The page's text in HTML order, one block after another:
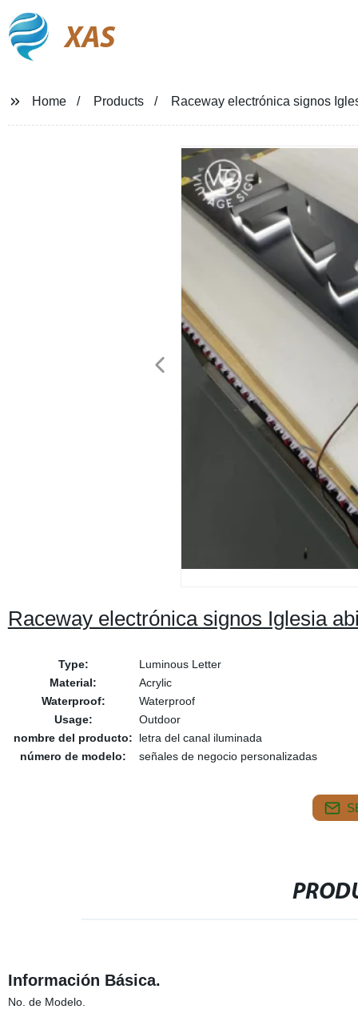
XAS
Home Products Raceway electrónica signos
Raceway electrónica signos Iglesia
Type:
Luminous Letter
Material:
Acrylic
Waterproof:
Waterproof
Usage:
Outdoor
nombre del producto:
letra del canal iluminada
número de modelo:
señales de negocio personalizadas
Información Básica.
No. de Modelo.